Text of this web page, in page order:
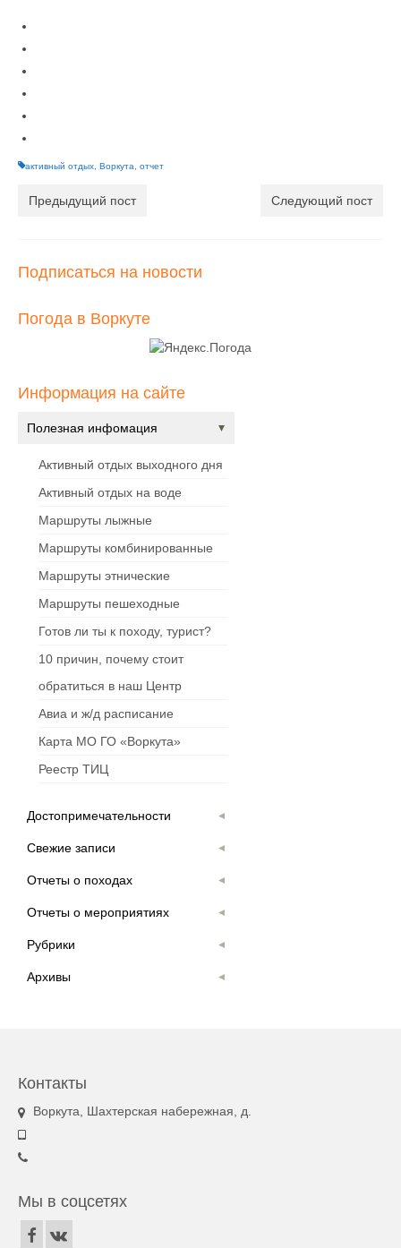
активный отдых Воркута отчет
Предыдущий пост Следующий пост
Подписаться на новости
Погода в Воркуте
Информация на сайте
Полезная инфомация
Активный отдых выходного дня
Активный отдых на воде
Маршруты лыжные
Маршруты комбинированные
Маршруты этнические
Маршруты пешеходные
Готов ли ты к походу, турист?
10 причин, почему стоит
обратиться в наш Центр
Авиа и ж/д расписание
Карта МО ГО «Воркута»
Реестр ТИЦ
Достопримечательности
Свежие записи
Отчеты о походах
Отчеты о мероприятиях
Рубрики
Архивы
Контакты
Воркута, Шахтерская набережная, д.
Мы в соцсетях